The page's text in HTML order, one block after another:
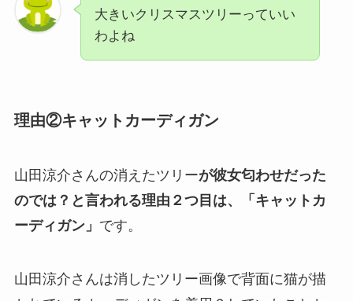
大きいクリスマスツリーっていい
わよね
理由②キャットカーディガン
山田涼介さんの消えたツリーが彼女匂わせだった
のでは？と言われる理由２つ目は、「キャットカ
ーディガン」 です。
山田涼介さんは消したツリー画像で背面に猫が描